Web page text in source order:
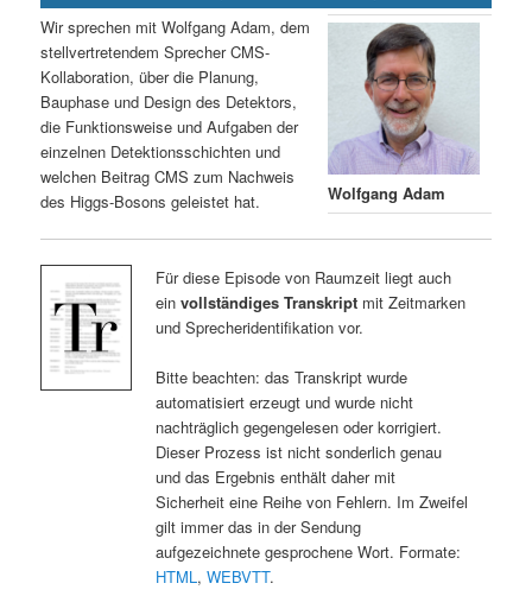
g
e
n
i
n
g
e
Wolfgang Adam
Wir sprechen mit Wolfgang Adam, dem
stellvertretendem Sprecher CMS-
Kollaboration, über die Planung,
Bauphase und Design des Detektors,
die Funktionsweise und Aufgaben der
einzelnen Detektionsschichten und
welchen Beitrag CMS zum Nachweis
des Higgs-Bosons geleistet hat.
Für diese Episode von Raumzeit liegt auch
ein vollständiges Transkriptmit Zeitmarken
und Sprecheridentifikation vor.
Bitte beachten: das Transkript wurde
automatisiert erzeugt und wurde nicht
nachträglich gegengelesen oder korrigiert.
Dieser Prozess ist nicht sonderlich genau
und das Ergebnis enthält daher mit
Sicherheit eine Reihe von Fehlern. Im Zweifel
gilt immer das in der Sendung
aufgezeichnete gesprochene Wort. Formate:
HTML, WEBVTT.